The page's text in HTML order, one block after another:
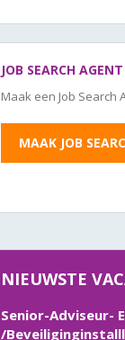
JOB SEARCH AGENT
Maak een Job Search
MAAK JOB
NIEUWSTE
Regio:
Senior-Adviseur-
/